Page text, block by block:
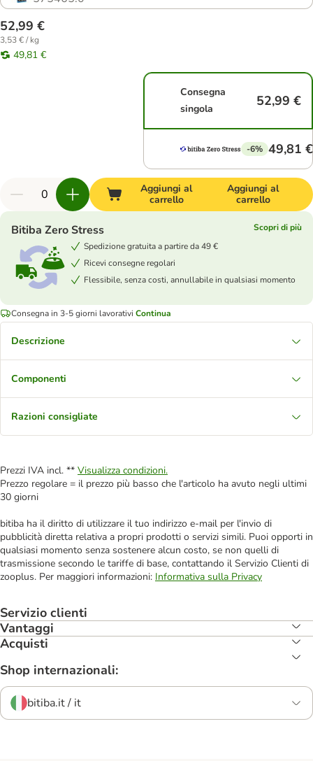
52,99 €
3,53 € / kg
49,81 €
Consegna
singola
52,99 €
-6% 49,81 €
Aggiungi al
carrello
Aggiungi al
carrello
Bitiba Zero Stress
Scopri di più
Spedizione gratuita a partire da 49 €
Ricevi consegne regolari
Flessibile, senza costi, annullabile in qualsiasi momento
Consegna in 3-5 giorni lavorativi Continua
Descrizione
Componenti
Razioni consigliate
Prezzi IVA incl. ** Visualizza condizioni.
Prezzo regolare = il prezzo più basso che l'articolo ha avuto negli ultimi
30 giorni
bitiba ha il diritto di utilizzare il tuo indirizzo e-mail per l'invio di
pubblicità diretta relativa a propri prodotti o servizi simili. Puoi opporti in
qualsiasi momento senza sostenere alcun costo, se non quelli di
trasmissione secondo le tariffe di base, contattando il Servizio Clienti di
zooplus. Per maggiori informazioni: Informativa sulla Privacy
Servizio clienti
Vantaggi
Acquisti
Shop internazionali:
bitiba.it / it